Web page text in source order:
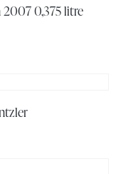
2007 0,375 litre